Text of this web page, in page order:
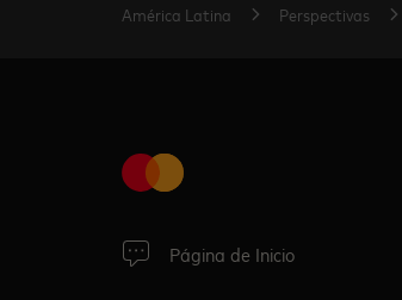
América Latina Perspectivas
Página de Inicio